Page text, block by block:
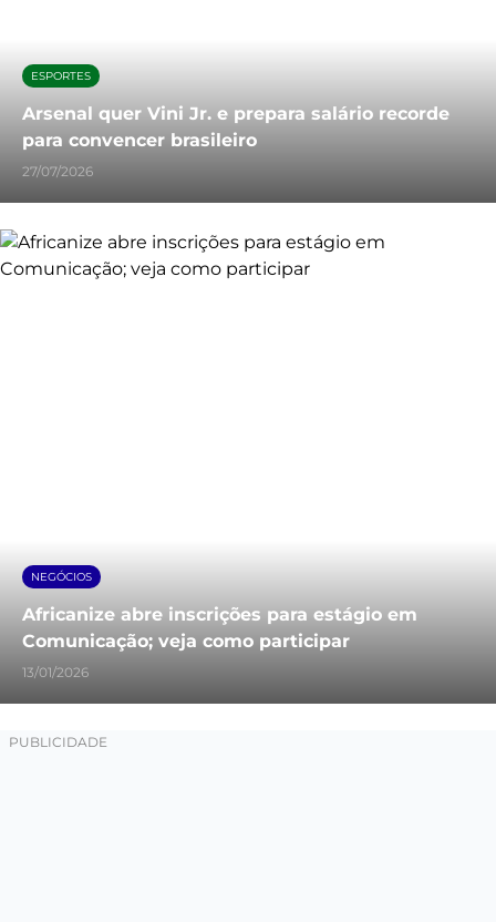
ESPORTES
Arsenal quer Vini Jr. e prepara salário recorde
para convencer brasileiro
27/07/2026
NEGÓCIOS
Africanize abre inscrições para estágio em
Comunicação; veja como participar
13/01/2026